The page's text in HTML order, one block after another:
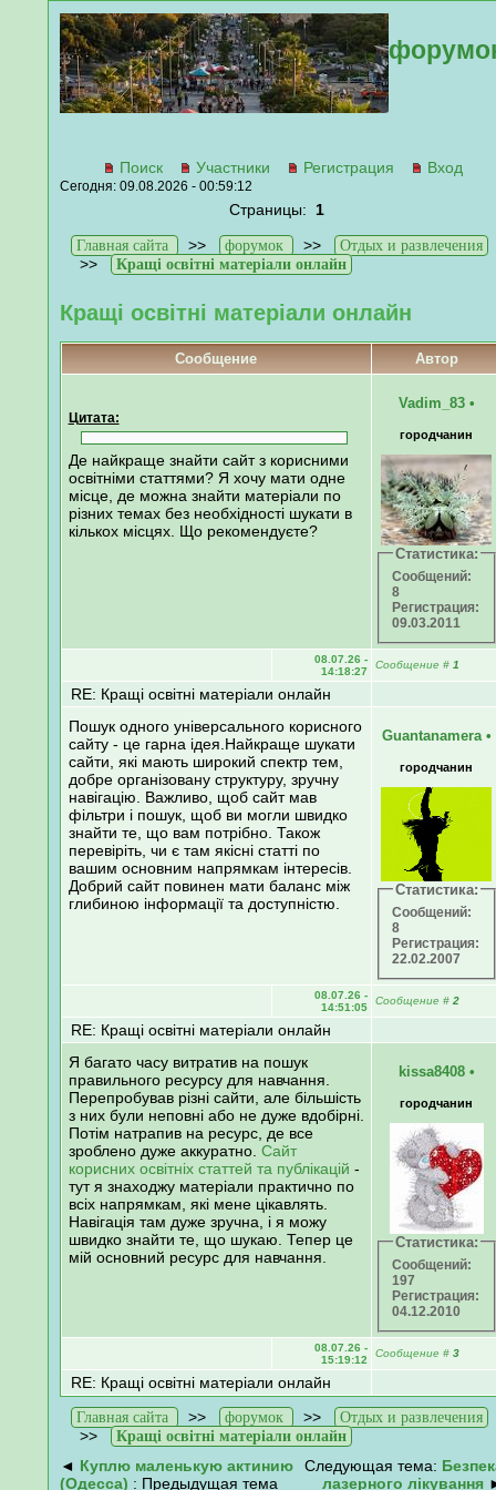
Поиск Участники Регистрация Вход
Сегодня: 09.08.2026 - 00:59:12
Страницы: 1
Главная сайта >> форумок >> Отдых и развлечения
>> Кращі освітні матеріали онлайн
Кращі освітні матеріали онлайн
Сообщение Автор
Цитата:
Де найкраще знайти сайт з корисними
освітніми статтями? Я хочу мати одне
місце, де можна знайти матеріали по
різних темах без необхідності шукати в
кількох місцях. Що рекомендуєте?
Vadim_83 •
городчанин
Статистика:
Сообщений:
8
Регистрация:
09.03.2011
08.07.26 -
14:18:27
Сообщение # 1
RE: Кращі освітні матеріали онлайн
Пошук одного універсального корисного
сайту - це гарна ідея.Найкраще шукати
сайти, які мають широкий спектр тем,
добре організовану структуру, зручну
навігацію. Важливо, щоб сайт мав
фільтри і пошук, щоб ви могли швидко
знайти те, що вам потрібно. Також
перевіріть, чи є там якісні статті по
вашим основним напрямкам інтересів.
Добрий сайт повинен мати баланс між
глибиною інформації та доступністю.
Guantanamera •
городчанин
Статистика:
Сообщений:
8
Регистрация:
22.02.2007
08.07.26 -
14:51:05
Сообщение # 2
RE: Кращі освітні матеріали онлайн
Я багато часу витратив на пошук
правильного ресурсу для навчання.
Перепробував різні сайти, але більшість
з них були неповні або не дуже вдобірні.
Потім натрапив на ресурс, де все
зроблено дуже аккуратно. Сайт
корисних освітніх статтей та публікацій -
тут я знаходжу матеріали практично по
всіх напрямкам, які мене цікавлять.
Навігація там дуже зручна, і я можу
швидко знайти те, що шукаю. Тепер це
мій основний ресурс для навчання.
kissa8408 •
городчанин
Статистика:
Сообщений:
197
Регистрация:
04.12.2010
08.07.26 -
15:19:12
Сообщение # 3
RE: Кращі освітні матеріали онлайн
Главная сайта >> форумок >> Отдых и развлечения
>> Кращі освітні матеріали онлайн
◄ Куплю маленькую актинию
(Одесса) : Предыдущая тема
Следующая тема:
лазерного лікування